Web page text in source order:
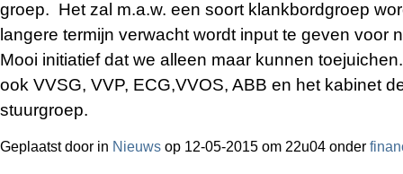
groep. Het zal m.a.w. een soort klankbordgroep
langere termijn verwacht wordt input te geven voor
Mooi initiatief dat we alleen maar kunnen
ook VVSG, VVP, ECG,VVOS, ABB en het kabinet
stuurgroep.
Geplaatst door in Nieuws op 12-05-2015 om 22u04 onder